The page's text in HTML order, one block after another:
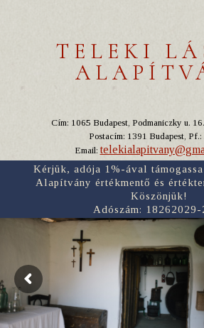
TELEKI
Cím: 1065 Budapest, Podmaniczky u.
Postacím: 1391 Budapest, Pf.:
Email:
Kérjük, adója 1%-ával
Alapítvány értékmentő és
Köszönjük!
Adószám: